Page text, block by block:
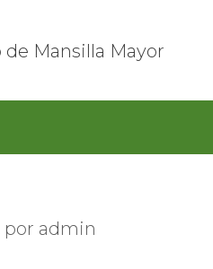
por admin